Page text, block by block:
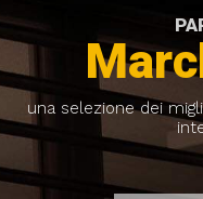
una selezione dei